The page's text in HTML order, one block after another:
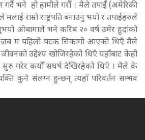
भने हो हामीले गरौँ । मैले तपाईँ (अमेरिकी
राम्रो राष्ट्रपति बनाउनु भयो र तपाईहरुले
ओबामाले भने करिब २० वर्ष उमेर हुदांको
म पहिलो पटक सिकागो आएको थिएँ मैले
उद्देश्य खोजिरहेको थिएँ यहाँबाट केही
सुरु गरेर कयौँ सघर्ष देखिरहेको थिएँ । मैले के
कुनै संलग्न हुन्छन् त्यहाँ परिवर्तन सम्भव